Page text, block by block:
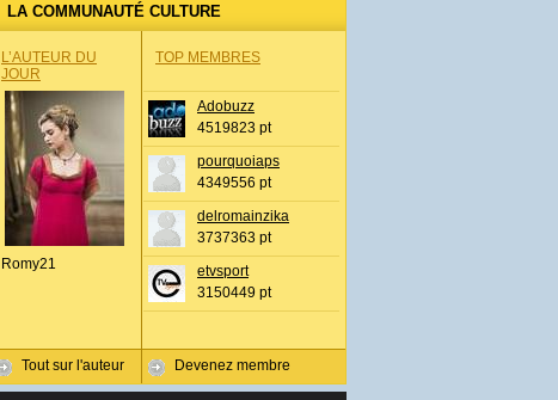
LA COMMUNAUTÉ CULTURE
L’AUTEUR DU
JOUR
Romy21
Tout sur l'auteur
TOP MEMBRES
Adobuzz
4519823 pt
pourquoiaps
4349556 pt
delromainzika
3737363 pt
etvsport
3150449 pt
Devenez membre